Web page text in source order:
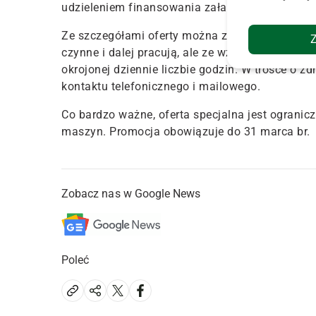
udzieleniem finansowania załatwiane są w
Ze szczegółami oferty można zapoznać się w
czynne i dalej pracują, ale ze względu na
okrojonej dziennie liczbie godzin. W trosce o
kontaktu telefonicznego i mailowego.
Co bardzo ważne, oferta specjalna jest
maszyn. Promocja obowiązuje do 31 marca br.
Zobacz nas w Google News
Poleć